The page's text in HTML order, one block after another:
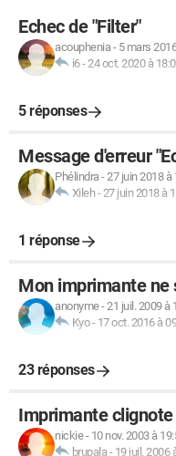
Echec de "Filter"
acouphenia- 5 mars
i6-24 oct. 2020 à
5 réponses
Message d'erreur
Phélindra-27 juin 2018 à
Xileh-27 juin 2018 à
1 réponse
Mon imprimante ne
anonyme-21 juil. 2009 à
Kyo- 17 oct. 2016 à
23 réponses
Imprimante clignote
nickie- 10 nov. 2003 à
brupala - 19 juil. 2006